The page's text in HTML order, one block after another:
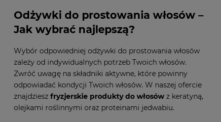
Odżywki do prostowania włosów –
Jak wybrać najlepszą?
Wybór odpowiedniej odżywki do prostowania włosów
zależy od indywidualnych potrzeb Twoich włosów.
Zwróć uwagę na składniki aktywne, które powinny
odpowiadać kondycji Twoich włosów. W naszej ofercie
znajdziesz fryzjerskie produkty do włosów z keratyną,
olejkami roślinnymi oraz proteinami jedwabiu.